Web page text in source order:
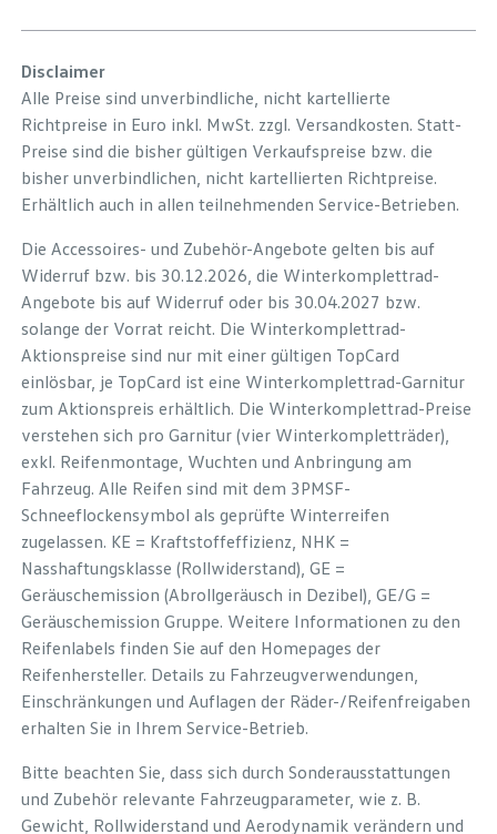
Disclaimer
Alle Preise sind unverbindliche, nicht kartellierte
Richtpreise in Euro inkl. MwSt. zzgl. Versandkosten. Statt-
Preise sind die bisher gültigen Verkaufspreise bzw. die
bisher unverbindlichen, nicht kartellierten Richtpreise.
Erhältlich auch in allen teilnehmenden Service-Betrieben.
Die Accessoires- und Zubehör-Angebote gelten bis auf
Widerruf bzw. bis 30.12.2026, die Winterkomplettrad-
Angebote bis auf Widerruf oder bis 30.04.2027 bzw.
solange der Vorrat reicht. Die Winterkomplettrad-
Aktionspreise sind nur mit einer gültigen TopCard
einlösbar, je TopCard ist eine Winterkomplettrad-Garnitur
zum Aktionspreis erhältlich. Die Winterkomplettrad-Preise
verstehen sich pro Garnitur (vier Winterkompletträder),
exkl. Reifenmontage, Wuchten und Anbringung am
Fahrzeug. Alle Reifen sind mit dem 3PMSF-
Schneeflockensymbol als geprüfte Winterreifen
zugelassen. KE = Kraftstoffeffizienz, NHK =
Nasshaftungsklasse (Rollwiderstand), GE =
Geräuschemission (Abrollgeräusch in Dezibel), GE/G =
Geräuschemission Gruppe. Weitere Informationen zu den
Reifenlabels finden Sie auf den Homepages der
Reifenhersteller. Details zu Fahrzeugverwendungen,
Einschränkungen und Auflagen der Räder-/Reifenfreigaben
erhalten Sie in Ihrem Service-Betrieb.
Bitte beachten Sie, dass sich durch Sonderausstattungen
und Zubehör relevante Fahrzeugparameter, wie z. B.
Gewicht, Rollwiderstand und Aerodynamik verändern und